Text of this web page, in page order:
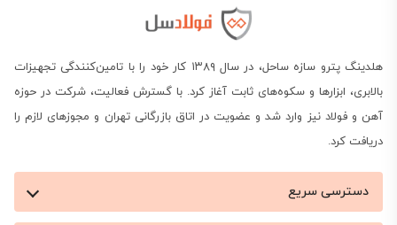
هلدینگ پترو سازه ساحل، در سال ۱۳۸۹ کار خود را با تامین‌کنندگی تجهیزات
بالابری، ابزارها و سکوه‌های ثابت آغاز کرد. با گسترش فعالیت، شرکت در حوزه
آهن و فولاد نیز وارد شد و عضویت در اتاق بازرگانی تهران و مجوزهای لازم را
دریافت کرد.
دسترسی سریع